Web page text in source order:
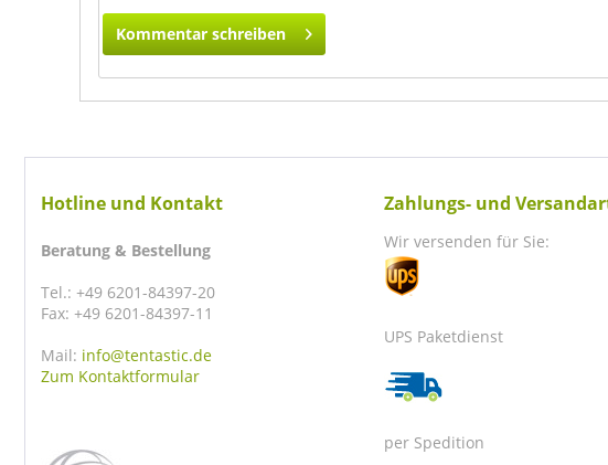
Kommentar schreiben
Hotline und Kontakt
Beratung & Bestellung
Tel.: +49 6201-84397-20
Fax: +49 6201-84397-11
Mail: info@tentastic.de
Zum Kontaktformular
Zahlungs- und
Wir versenden für Sie:
UPS Paketdienst
per Spedition